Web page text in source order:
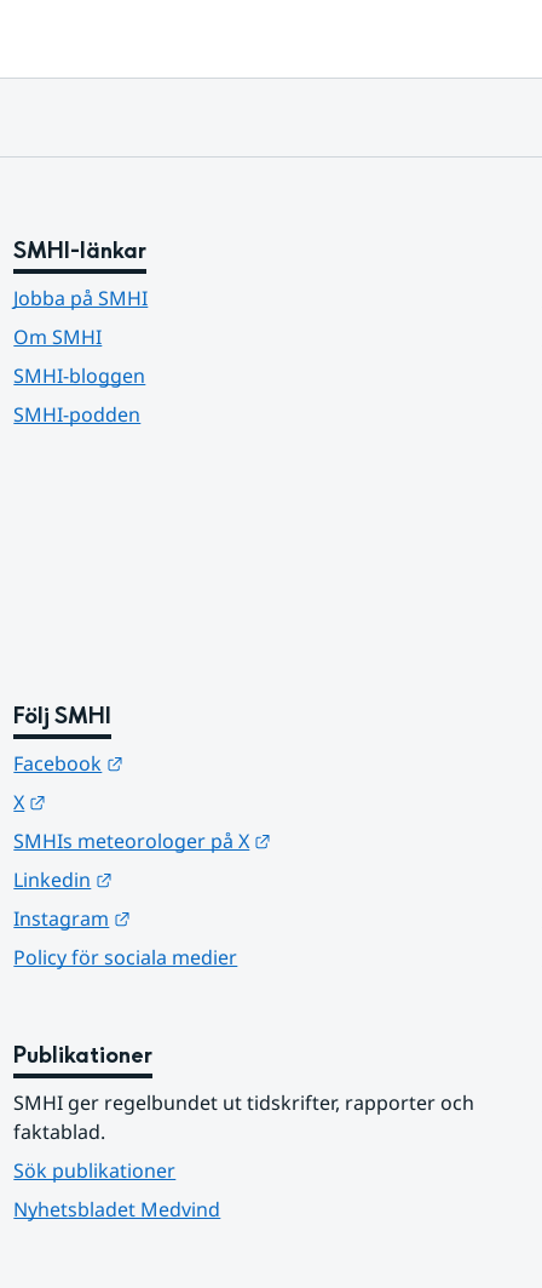
SMHI-länkar
Jobba på SMHI
Om SMHI
SMHI-bloggen
SMHI-podden
Följ SMHI
Facebook
X
SMHIs meteorologer på X
Linkedin
Instagram
Policy för sociala medier
Publikationer
SMHI ger regelbundet ut tidskrifter, rapporter och
faktablad.
Sök publikationer
Nyhetsbladet Medvind